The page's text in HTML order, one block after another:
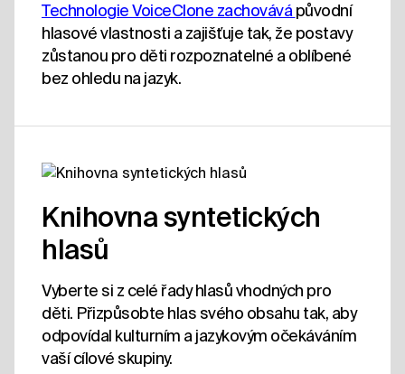
Technologie VoiceClone zachovává původní
hlasové vlastnosti a zajišťuje tak, že postavy
zůstanou pro děti rozpoznatelné a oblíbené
bez ohledu na jazyk.
Knihovna syntetických
hlasů
Vyberte si z celé řady hlasů vhodných pro
děti. Přizpůsobte hlas svého obsahu tak, aby
odpovídal kulturním a jazykovým očekáváním
vaší cílové skupiny.